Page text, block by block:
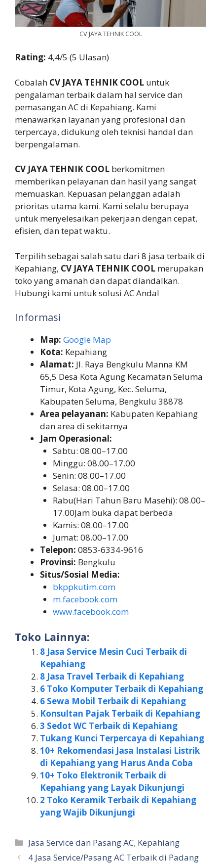
CV JAYA TEHNIK COOL
Rating: 4,4/5 (5 Ulasan)
Cobalah CV JAYA TEHNIK COOL untuk
pengalaman terbaik dalam hal service dan
pemasangan AC di Kepahiang. Kami
menawarkan layanan yang profesional dan
terpercaya, didukung oleh teknisi handal dan
berpengalaman.
CV JAYA TEHNIK COOL berkomitmen
memberikan pelayanan dan hasil yang sangat
memuaskan. Kepuasan pelanggan adalah
prioritas utama kami. Kami selalu berupaya
untuk menyelesaikan pekerjaan dengan cepat,
efisien, dan tepat waktu.
Terpilih sebagai salah satu dari 8 jasa terbaik di
Kepahiang, CV JAYA TEHNIK COOL merupakan
toko yang amanah dan dapat diandalkan.
Hubungi kami untuk solusi AC Anda!
Informasi
Map: Google Map
Kota: Kepahiang
Alamat: Jl. Raya Bengkulu Manna KM
65,5 Desa Kota Agung Kecamatan Seluma
Timur, Kota Agung, Kec. Seluma,
Kabupaten Seluma, Bengkulu 38878
Area pelayanan: Kabupaten Kepahiang
dan area di sekitarnya
Jam Operasional:
Sabtu: 08.00–17.00
Minggu: 08.00–17.00
Senin: 08.00–17.00
Selasa: 08.00–17.00
Rabu(Hari Tahun Baru Masehi): 08.00–
17.00Jam buka dapat berbeda
Kamis: 08.00–17.00
Jumat: 08.00–17.00
Telepon: 0853-6334-9616
Provinsi: Bengkulu
Situs/Sosial Media:
bkppkutim.com
m.facebook.com
www.facebook.com
Toko Lainnya:
8 Jasa Service Mesin Cuci Terbaik di
Kepahiang
8 Jasa Travel Terbaik di Kepahiang
6 Toko Komputer Terbaik di Kepahiang
6 Sewa Mobil Terbaik di Kepahiang
Konsultan Pajak Terbaik di Kepahiang
3 Sedot WC Terbaik di Kepahiang
Tukang Kunci Terpercaya di Kepahiang
10+ Rekomendasi Jasa Instalasi Listrik
di Kepahiang yang Harus Anda Coba
10+ Toko Elektronik Terbaik di
Kepahiang yang Layak Dikunjungi
2 Toko Keramik Terbaik di Kepahiang
yang Wajib Dikunjungi
Kategori
Jasa Service dan Pasang AC, Kepahiang
4 Jasa Service/Pasang AC Terbaik di Padang